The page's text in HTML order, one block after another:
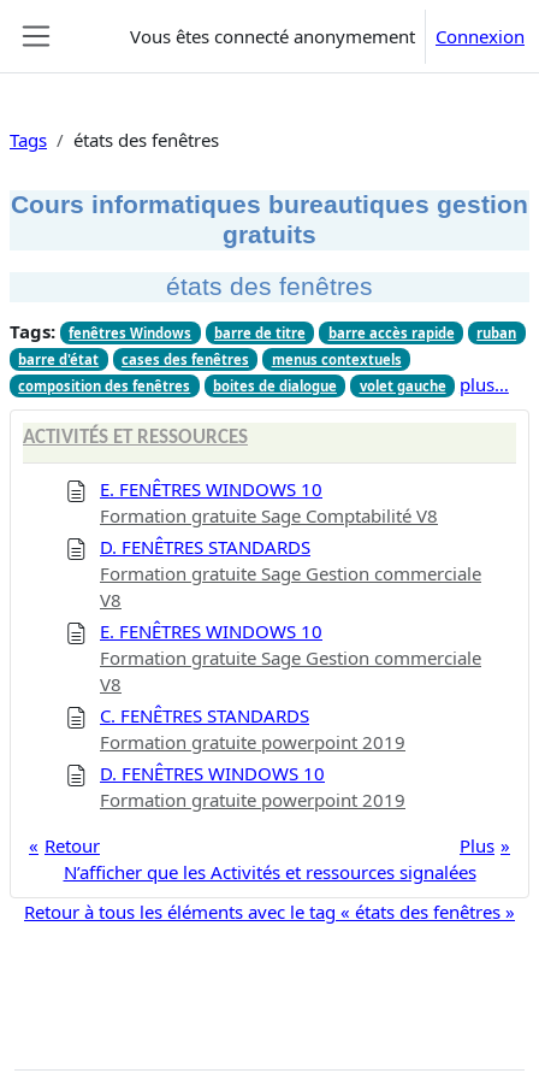
Vous êtes connecté anonymement Connexion
Tags états des fenêtres
Cours informatiques bureautiques gestion
gratuits
états des fenêtres
Tags: fenêtres Windows barre de titre barre accès rapide
ruban
barre d'état
cases des fenêtres
menus contextuels
composition des fenêtres
boites de dialogue volet gauche plus…
ACTIVITÉS ET RESSOURCES
E. FENÊTRES WINDOWS 10
Formation gratuite Sage Comptabilité V8
D. FENÊTRES STANDARDS
Formation gratuite Sage Gestion commerciale
V8
E. FENÊTRES WINDOWS 10
Formation gratuite Sage Gestion commerciale
V8
C. FENÊTRES STANDARDS
Formation gratuite powerpoint 2019
D. FENÊTRES WINDOWS 10
Formation gratuite powerpoint 2019
Retour
Plus
N’afficher que les Activités et ressources signalées
Retour à tous les éléments avec le tag « états des fenêtres »